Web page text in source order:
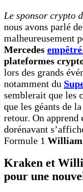
Le sponsor crypto
nous avons parlé de
malheureusement
Mercedes
plateformes
lors des grands
notamment du
semblerait que les
que les géants de
retour. On apprend
dorénavant
Formule 1
Kraken et
pour une